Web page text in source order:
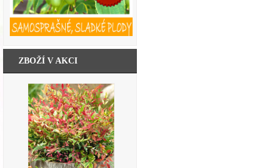
ZBOŽÍ V AKCI